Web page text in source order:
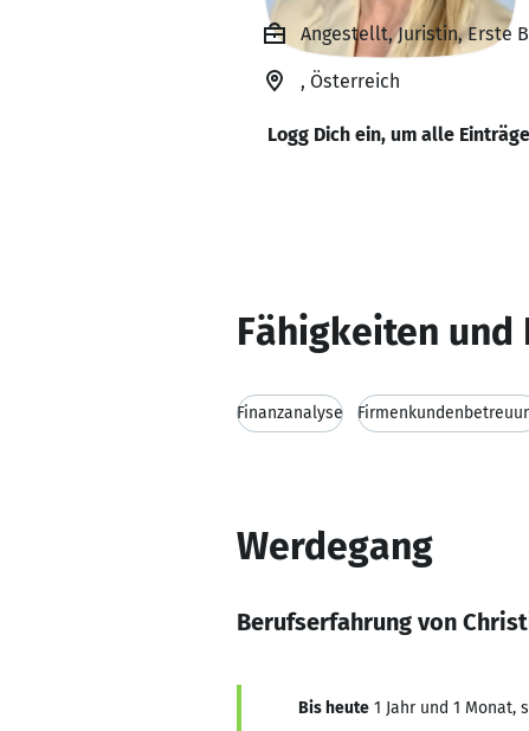
Angestellt, Juristin, Erste
, Österreich
Logg Dich ein, um alle
Fähigkeiten und
Finanzanalyse
Werdegang
Berufserfahrung von
Bis heute 1 Jahr und 1 Monat,